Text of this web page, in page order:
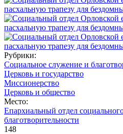
Рубрики:
Социальное служение и
Церковь и государство
Миссионерство
Церковь и общество
Место:
Епархиальный отдел
благотворительности
148